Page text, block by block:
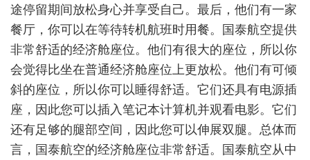
途停留期间放松身心并享受自己。最后，他们有一家
餐厅，你可以在等待转机航班时用餐。国泰航空提供
非常舒适的经济舱座位。他们有很大的座位，所以你
会觉得比坐在普通经济舱座位上更放松。他们有可倾
斜的座位，所以你可以睡得舒适。它们还具有电源插
座，因此您可以插入笔记本计算机并观看电影。它们
还有足够的腿部空间，因此您可以伸展双腿。总体而
言，国泰航空的经济舱座位非常舒适。国泰航空从中